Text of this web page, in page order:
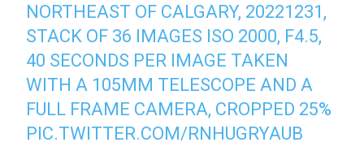
NORTHEAST OF CALGARY, 20221231,
STACK OF 36 IMAGES ISO 2000, F4.5,
40 SECONDS PER IMAGE TAKEN
WITH A 105MM TELESCOPE AND A
FULL FRAME CAMERA, CROPPED 25%
PIC.TWITTER.COM/RNHUGRYAUB